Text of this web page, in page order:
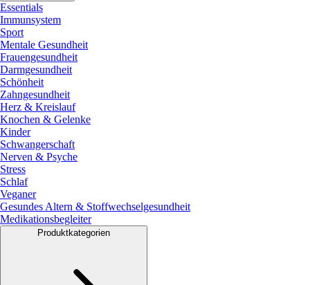
Essentials
Immunsystem
Sport
Mentale Gesundheit
Frauengesundheit
Darmgesundheit
Schönheit
Zahngesundheit
Herz & Kreislauf
Knochen & Gelenke
Kinder
Schwangerschaft
Nerven & Psyche
Stress
Schlaf
Veganer
Gesundes Altern & Stoffwechselgesundheit
Medikationsbegleiter
Produktkategorien